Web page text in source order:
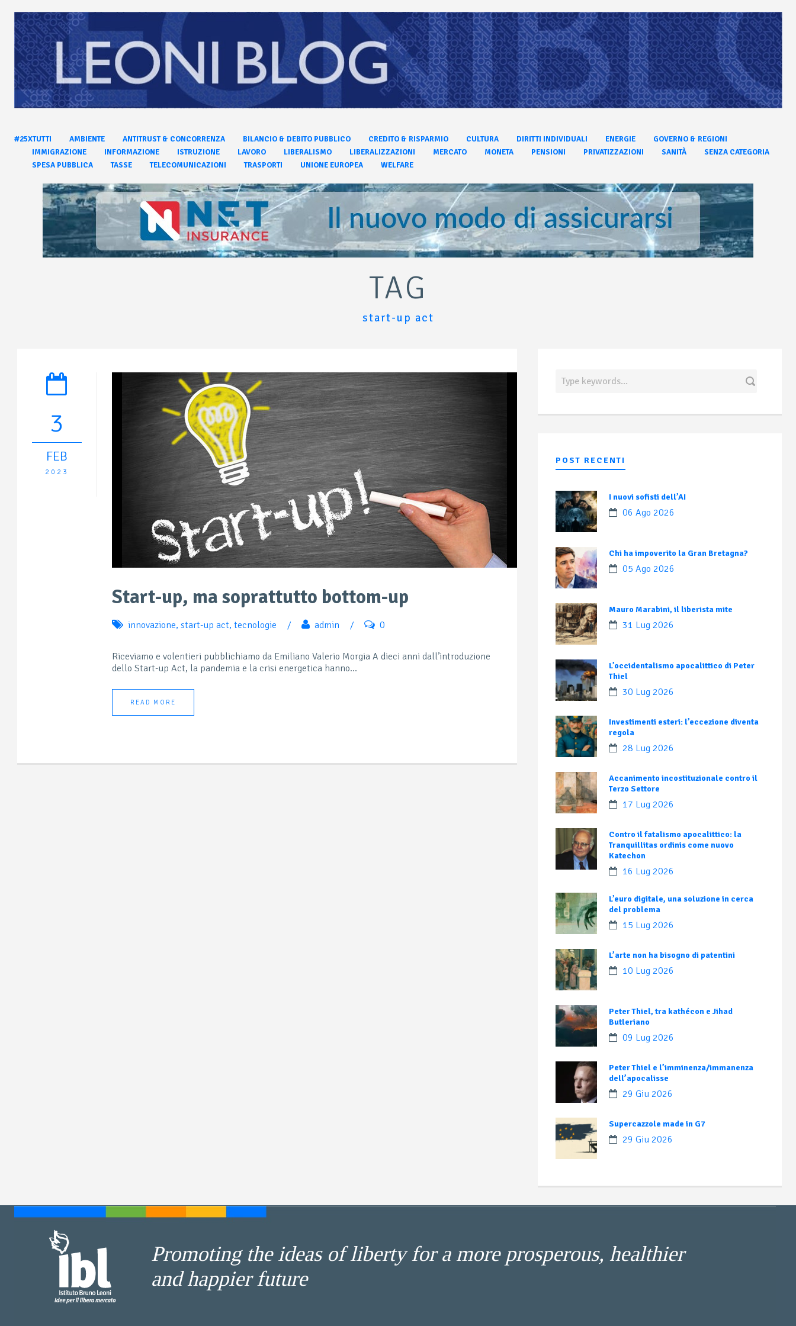
#25XTUTTI AMBIENTE ANTITRUST & CONCORRENZA BILANCIO & DEBITO PUBBLICO CREDITO & RISPARMIO CULTURA DIRITTI INDIVIDUALI ENERGIE
GOVERNO & REGIONI
IMMIGRAZIONE
INFORMAZIONE ISTRUZIONE LAVORO LIBERALISMO LIBERALIZZAZIONI MERCATO MONETA PENSIONI PRIVATIZZAZIONI SANITÀ
SENZA CATEGORIA
SPESA PUBBLICA
TASSE TELECOMUNICAZIONI TRASPORTI UNIONE EUROPEA WELFARE
TAG
start-up act
3
FEB
2023
Start-up, ma soprattutto bottom-up
innovazione, start-up act, tecnologie / admin / 0
Riceviamo e volentieri pubblichiamo da Emiliano Valerio Morgia A dieci anni dall’introduzione
dello Start-up Act, la pandemia e la crisi energetica hanno...
READ MORE
POST RECENTI
I nuovi sofisti dell’AI
06 Ago 2026
Chi ha impoverito la Gran Bretagna?
05 Ago 2026
Mauro Marabini, il liberista mite
31 Lug 2026
L’occidentalismo apocalittico di Peter
Thiel
30 Lug 2026
Investimenti esteri: l’eccezione diventa
regola
28 Lug 2026
Accanimento incostituzionale contro il
Terzo Settore
17 Lug 2026
Contro il fatalismo apocalittico: la
Tranquillitas ordinis come nuovo
Katechon
16 Lug 2026
L’euro digitale, una soluzione in cerca
del problema
15 Lug 2026
L’arte non ha bisogno di patentini
10 Lug 2026
Peter Thiel, tra kathécon e Jihad
Butleriano
09 Lug 2026
Peter Thiel e l’imminenza/immanenza
dell’apocalisse
29 Giu 2026
Supercazzole made in G7
29 Giu 2026
Promoting the ideas of liberty for a more prosperous, healthier
and happier future